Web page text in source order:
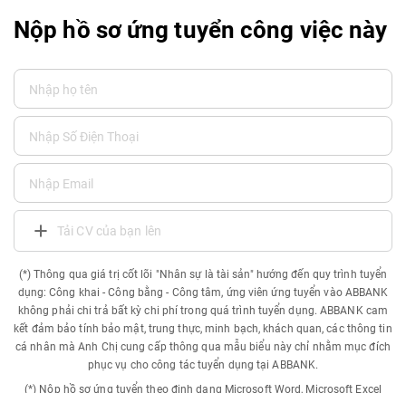
Nộp hồ sơ ứng tuyển công việc này
Tải CV của bạn lên
(*) Thông qua giá trị cốt lõi "Nhân sự là tài sản" hướng đến quy trình tuyển
dụng: Công khai - Công bằng - Công tâm, ứng viên ứng tuyển vào ABBANK
không phải chi trả bất kỳ chi phí trong quá trình tuyển dụng. ABBANK cam
kết đảm bảo tính bảo mật, trung thực, minh bạch, khách quan, các thông tin
cá nhân mà Anh Chị cung cấp thông qua mẫu biểu này chỉ nhằm mục đích
phục vụ cho công tác tuyển dụng tại ABBANK.
(*) Nộp hồ sơ ứng tuyển theo định dạng Microsoft Word, Microsoft Excel